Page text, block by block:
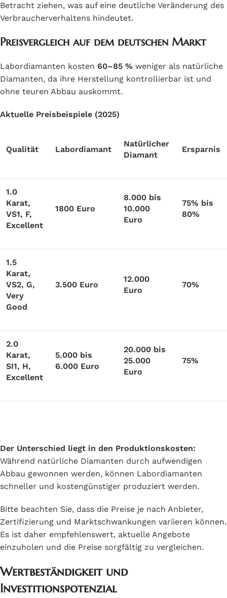
Betracht ziehen, was auf eine deutliche Veränderung des
Verbraucherverhaltens hindeutet. ​
Preisvergleich auf dem deutschen Markt
Labordiamanten kosten 60–85 % weniger als natürliche
Diamanten, da ihre Herstellung kontrollierbar ist und
ohne teuren Abbau auskommt.
Aktuelle Preisbeispiele (2025)
Qualität Labordiamant
Natürlicher
Diamant
Ersparnis
1.0
Karat,
VS1, F,
Excellent
1800 Euro
8.000 bis
10.000
Euro
75% bis
80%
1.5
Karat,
VS2, G,
Very
Good
3.500 Euro
12.000
Euro
70%
2.0
Karat,
SI1, H,
Excellent
5.000 bis
6.000 Euro
20.000 bis
25.000
Euro
75%
Der Unterschied liegt in den Produktionskosten:
Während natürliche Diamanten durch aufwendigen
Abbau gewonnen werden, können Labordiamanten
schneller und kostengünstiger produziert werden.
Bitte beachten Sie, dass die Preise je nach Anbieter,
Zertifizierung und Marktschwankungen variieren können.
Es ist daher empfehlenswert, aktuelle Angebote
einzuholen und die Preise sorgfältig zu vergleichen.
Wertbeständigkeit und
Investitionspotenzial